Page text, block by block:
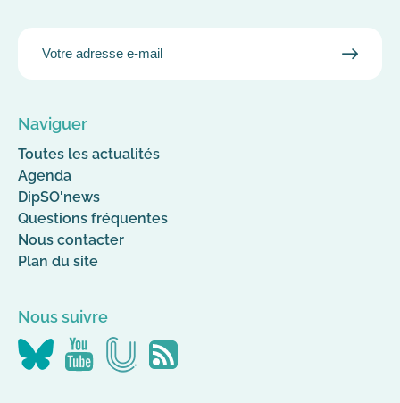
Naviguer
Toutes les actualités
Agenda
DipSO'news
Questions fréquentes
Nous contacter
Plan du site
Nous suivre
Nous
suivre
Nous
suivre
Nous
suivre
Flus
RSS